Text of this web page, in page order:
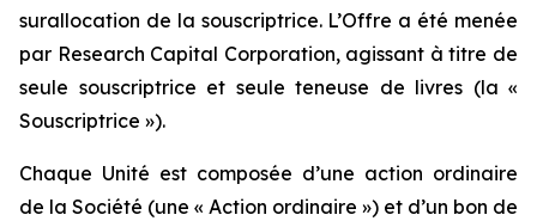
surallocation de la souscriptrice. L’Offre a été menée
par Research Capital Corporation, agissant à titre de
seule souscriptrice et seule teneuse de livres (la «
Souscriptrice »).
Chaque Unité est composée d’une action ordinaire
de la Société (une « Action ordinaire ») et d’un bon de